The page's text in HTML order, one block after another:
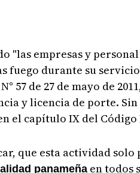
"las empresas y
fuego durante su
57 de 27 de mayo de
y licencia de porte.
el capítulo IX del Código
que esta actividad
panameñaen todos